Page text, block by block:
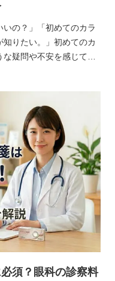
いの？」「初めてのカラ
りたい。」初めてのカ
疑問や不安を感じてい
須？眼科の診察料